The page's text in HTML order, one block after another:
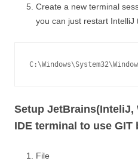
Create a new terminal
you can just restart IntelliJ
Setup JetBrains(InteliJ,
IDE terminal to use GIT
File